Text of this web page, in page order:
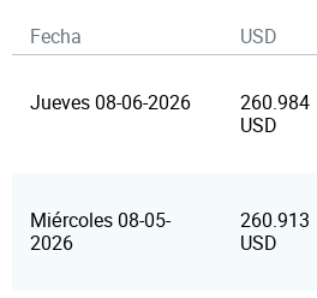
Fecha USD
Jueves 08-06-2026
260.984
USD
Miércoles 08-05-
2026
260.913
USD